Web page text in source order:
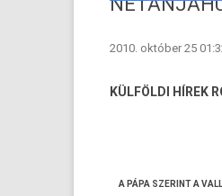
TENGERENTÚL2010. október 25
KÜLFÖLDI HÍREK
A PÁPA SZERINT A